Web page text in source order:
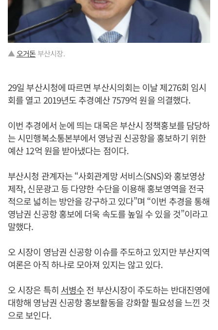
▲오거돈 부산시장.
29일 부산시청에 따르면 부산시의회는 이날 제276회 임시
회를 열고 2019년도 추경예산 7579억 원을 의결했다.
이번 추경에서 눈에 띄는 대목은 부산시 정책홍보를 담당하
는 시민행복소통본부에서 영남권 신공항을 홍보하기 위한
예산 12억 원을 받아냈다는 점이다.
부산시청 관계자는 “사회관계망 서비스(SNS)와 홍보영상
제작, 신문광고 등 다양한 수단을 이용해 홍보영역을 전국
적으로 넓히는 방안을 강구하고 있다”며 “이번 추경을 통해
영남권 신공항 홍보에 더욱 속도를 높일 수 있을 것”이라고
말했다.
오 시장이 영남권 신공항 이슈를 주도하고 있지만 부산지역
여론은 아직 하나로 모아져 있지는 않고 있다.
오 시장은 특히 서병수전 부산시장이 주도하는 반대진영에
대항해 영남권 신공항 홍보활동을 강화할 필요성을 느낀 것
으로 보인다.